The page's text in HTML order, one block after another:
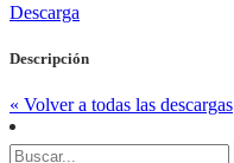
Descarga
Descripción
« Volver a todas las descargas